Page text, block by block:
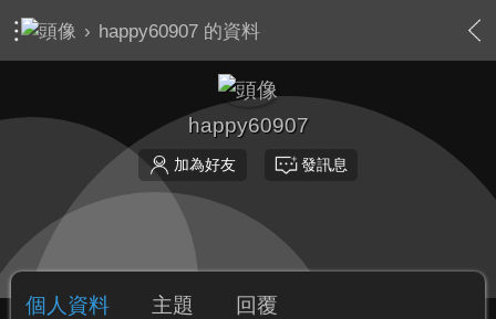
› happy60907 的資料
happy60907
加為好友 發訊息
個人資料 主題 回覆